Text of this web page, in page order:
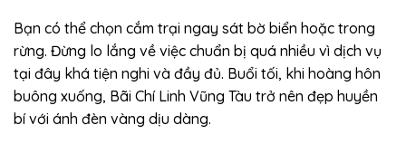
Bạn có thể chọn cắm trại ngay sát bờ biển hoặc trong
rừng. Đừng lo lắng về việc chuẩn bị quá nhiều vì dịch vụ
tại đây khá tiện nghi và đầy đủ. Buổi tối, khi hoàng hôn
buông xuống, Bãi Chí Linh Vũng Tàu trở nên đẹp huyền
bí với ánh đèn vàng dịu dàng.